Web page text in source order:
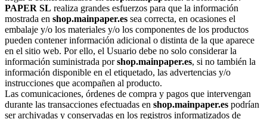
PAPER SL realiza grandes esfuerzos para que la información
mostrada en shop.mainpaper.es sea correcta, en ocasiones el
embalaje y/o los materiales y/o los componentes de los productos
pueden contener información adicional o distinta de la que aparece
en el sitio web. Por ello, el Usuario debe no solo considerar la
información suministrada porshop.mainpaper.es, si no también la
información disponible en el etiquetado, las advertencias y/o
instrucciones que acompañen al producto.
Las comunicaciones, órdenes de compra y pagos que intervengan
durante las transacciones efectuadas en shop.mainpaper.es podrían
ser archivadas y conservadas en los registros informatizados de